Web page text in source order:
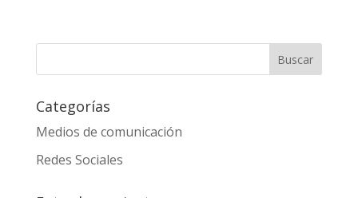
Categorías
Medios de comunicación
Redes Sociales